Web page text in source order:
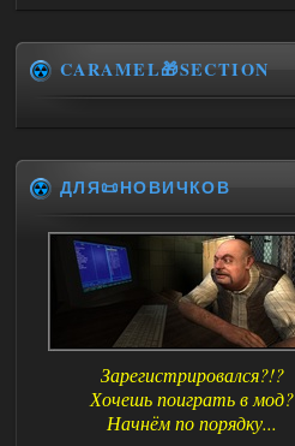
CARAMEL🎁SECTION
ДЛЯ📜НОВИЧКОВ
Зарегистрировался?!?
Хочешь поиграть в мод?
Начнём по порядку...